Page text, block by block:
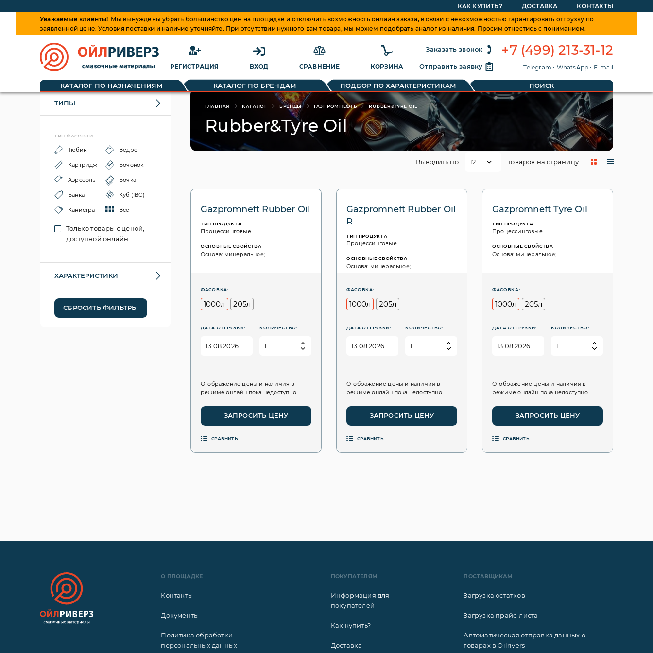
КАК КУПИТЬ? ДОСТАВКА
КОНТАКТЫ
Уважаемые клиенты! Мы вынуждены убрать большинство цен на площадке и отключить возможность онлайн заказа, в связи с невозможностью гарантировать отгрузку по
заявленной цене. Условия поставки и наличие уточняйте. При отсутствии нужного вам товара, мы можем подобрать аналог из наличия. Просим отнестись с пониманием.
РЕГИСТРАЦИЯ ВХОД СРАВНЕНИЕ КОРЗИНА
Заказать звонок
Отправить заявку
+7 (499) 213-31-12
Telegram • WhatsApp • E-mail
ПОИСК
ПОДБОР ПО ХАРАКТЕРИСТИКАМ
КАТАЛОГ ПО БРЕНДАМ
КАТАЛОГ ПО НАЗНАЧЕНИЯМ
ТИПЫ
ТИП ФАСОВКИ:
Тюбик Ведро
Картридж Бочонок
Аэрозоль Бочка
Банка Куб (IBC)
Канистра Все
Только товары с ценой,
доступной онлайн
ХАРАКТЕРИСТИКИ
СБРОСИТЬ ФИЛЬТРЫ
ГЛАВНАЯ КАТАЛОГ БРЕНДЫ ГАЗПРОМНЕФТЬ RUBBER&TYRE OIL
Rubber&Tyre Oil
Выводить по товаров на страницу
Gazpromneft Rubber Oil
ТИП ПРОДУКТА
Процессинговые
ОСНОВНЫЕ СВОЙСТВА
Основа: минеральное;
ФАСОВКА:
1000л 205л
ДАТА ОТГРУЗКИ: КОЛИЧЕСТВО:
Отображение цены и наличия в
режиме онлайн пока недоступно
ЗАПРОСИТЬ ЦЕНУ
СРАВНИТЬ
Gazpromneft Rubber Oil
R
ТИП ПРОДУКТА
Процессинговые
ОСНОВНЫЕ СВОЙСТВА
Основа: минеральное;
ФАСОВКА:
1000л 205л
ДАТА ОТГРУЗКИ: КОЛИЧЕСТВО:
Отображение цены и наличия в
режиме онлайн пока недоступно
ЗАПРОСИТЬ ЦЕНУ
СРАВНИТЬ
Gazpromneft Tyre Oil
ТИП ПРОДУКТА
Процессинговые
ОСНОВНЫЕ СВОЙСТВА
Основа: минеральное;
ФАСОВКА:
1000л 205л
ДАТА ОТГРУЗКИ: КОЛИЧЕСТВО:
Отображение цены и наличия в
режиме онлайн пока недоступно
ЗАПРОСИТЬ ЦЕНУ
СРАВНИТЬ
О ПЛОЩАДКЕ
Контакты
Документы
Политика обработки
персональных данных
ПОКУПАТЕЛЯМ
Информация для
покупателей
Как купить?
Доставка
ПОСТАВЩИКАМ
Загрузка остатков
Загрузка прайс-листа
Автоматическая отправка данных о
товарах в Oilrivers